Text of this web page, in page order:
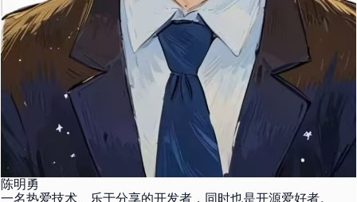
陈明勇
一名热爱技术、乐于分享的开发者，同时也是开源爱好者。